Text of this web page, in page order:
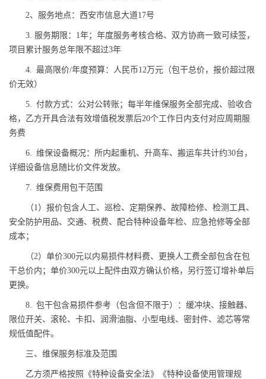
2、服务地点：西安市信息大道17号
3. 服务期限：1年；年度服务考核合格、双方协商一致可续签，
项目累计服务总年限不超过3年
4. 最高限价/年度预算：人民币12万元（包干总价，报价超过限
价无效）
5. 付款方式：公对公转账；每半年维保服务全部完成、验收合
格，乙方开具合法有效增值税发票后20个工作日内支付对应周期服
务费
6. 维保设备概况：所内起重机、升高车、搬运车共计约30台，
详细设备信息随比价文件发放。
7. 维保费用包干范围
（1）报价包含人工、巡检、定期保养、故障检修、检测工具、
安全防护用品、交通、税费、配合特种设备年检、应急抢修等全部
成本；
（2）单价300元以内易损件材料费、更换人工费全部包含在包
干总价内；单价300元以上配件由双方确认价格，另行签订增补单后
更换。
8. 包干包含易损件参考（包含但不限于）：缓冲块、接触器、
限位开关、滚轮、卡扣、润滑油脂、小型电线、密封件、滤芯等常
规低值配件。
三、维保服务标准及范围
乙方须严格按照《特种设备安全法》《特种设备使用管理规